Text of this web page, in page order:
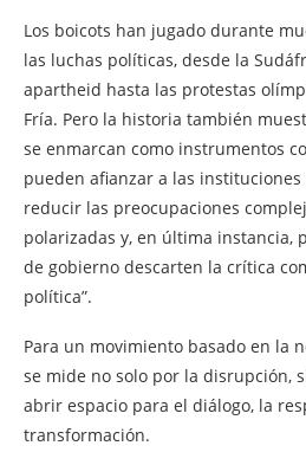
Los boicots han jugado durante
las luchas políticas, desde la
apartheid hasta las protestas
Fría. Pero la historia también
se enmarcan como instrumentos
pueden afianzar a las
reducir las preocupaciones
polarizadas y, en última instancia,
de gobierno descarten la crítica
política”.
Para un movimiento basado en la
se mide no solo por la disrupción,
abrir espacio para el diálogo, la
transformación.